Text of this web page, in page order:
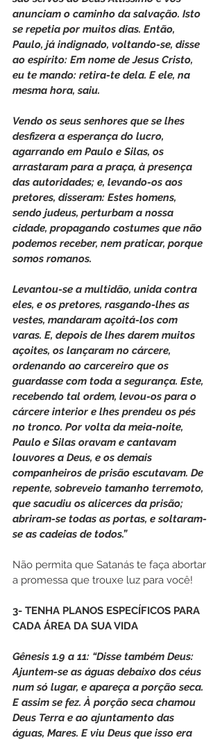
anunciam o caminho da salvação. Isto
se repetia por muitos dias. Então,
Paulo, já indignado, voltando-se, disse
ao espírito: Em nome de Jesus Cristo,
eu te mando: retira-te dela. E ele, na
mesma hora, saiu.
Vendo os seus senhores que se lhes
desfizera a esperança do lucro,
agarrando em Paulo e Silas, os
arrastaram para a praça, à presença
das autoridades; e, levando-os aos
pretores, disseram: Estes homens,
sendo judeus, perturbam a nossa
cidade, propagando costumes que não
podemos receber, nem praticar, porque
somos romanos.
Levantou-se a multidão, unida contra
eles, e os pretores, rasgando-lhes as
vestes, mandaram açoitá-los com
varas. E, depois de lhes darem muitos
açoites, os lançaram no cárcere,
ordenando ao carcereiro que os
guardasse com toda a segurança. Este,
recebendo tal ordem, levou-os para o
cárcere interior e lhes prendeu os pés
no tronco. Por volta da meia-noite,
Paulo e Silas oravam e cantavam
louvores a Deus, e os demais
companheiros de prisão escutavam. De
repente, sobreveio tamanho terremoto,
que sacudiu os alicerces da prisão;
abriram-se todas as portas, e soltaram-
se as cadeias de todos.”
Não permita que Satanás te faça abortar
a promessa que trouxe luz para você!
3- TENHA PLANOS ESPECÍFICOS PARA
CADA ÁREA DA SUA VIDA
Gênesis 1.9 a 11: “Disse também Deus:
Ajuntem-se as águas debaixo dos céus
num só lugar, e apareça a porção seca.
E assim se fez. À porção seca chamou
Deus Terra e ao ajuntamento das
águas, Mares. E viu Deus que isso era